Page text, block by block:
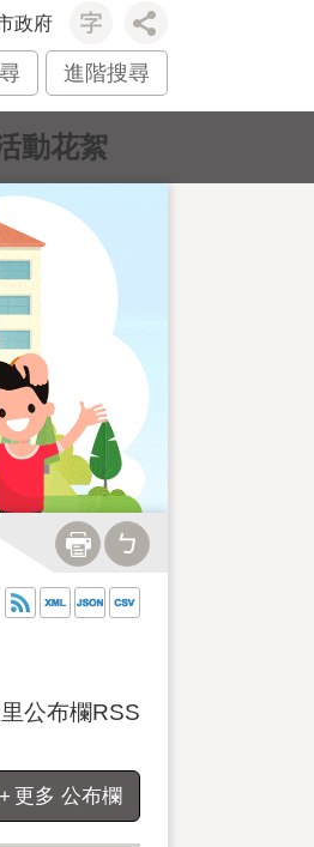
政府
進階搜尋
動花絮
公布欄RSS
更多 公布欄